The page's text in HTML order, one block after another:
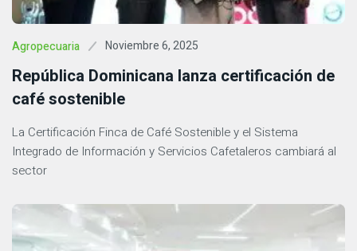
Agropecuaria Noviembre 6, 2025
República Dominicana lanza certificación de
café sostenible
La Certificación Finca de Café Sostenible y el Sistema
Integrado de Información y Servicios Cafetaleros cambiará al
sector